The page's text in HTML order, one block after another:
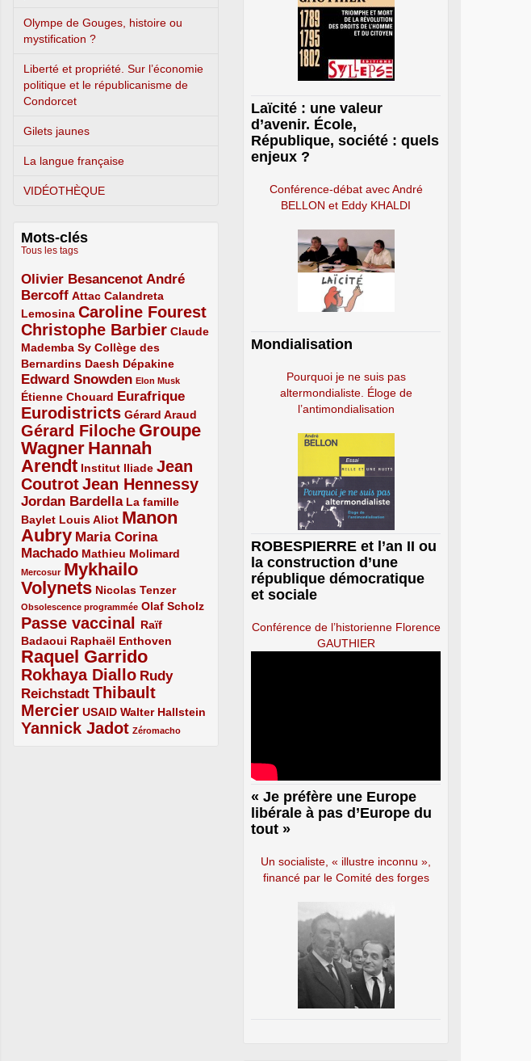
Olympe de Gouges, histoire ou
mystification ?
Liberté et propriété. Sur l’économie
politique et le républicanisme de
Condorcet
Gilets jaunes
La langue française
VIDÉOTHÈQUE
Mots-clés
Tous les tags
Olivier Besancenot
3/5
André
Bercoff
3/5 Attac
2/5
Calandreta
Lemosina
2/5 Caroline Fourest
4/5
Christophe Barbier
4/5
Claude
Mademba Sy
2/5
Collège des
Bernardins
2/5 Daesh
2/5 Dépakine
2/5
Edward Snowden
3/5 Elon Musk
1/5
Étienne Chouard
2/5 Eurafrique
3/5
Eurodistricts
4/5 Gérard Araud
2/5
Gérard Filoche
4/5
Groupe
Wagner
5/5
Hannah
Arendt
5/5 Institut Iliade
2/5
Jean
Coutrot
4/5 Jean Hennessy
4/5
Jordan Bardella
3/5
La famille
Baylet
2/5 Louis Aliot
2/5
Manon
Aubry
5/5
Maria Corina
Machado
3/5 Mathieu Molimard
2/5
Mercosur
1/5
Mykhailo
Volynets
5/5 Nicolas Tenzer
2/5
Obsolescence programmée
1/5 Olaf Scholz
2/5
Passe vaccinal
4/5
Raïf
Badaoui
2/5 Raphaël Enthoven
2/5
Raquel Garrido
5/5
Rokhaya Diallo
4/5
Rudy
Reichstadt
3/5
Thibault
Mercier
4/5 USAID
2/5 Walter Hallstein
2/5
Yannick Jadot
4/5 Zéromacho
1/5
Laïcité : une valeur
d’avenir. École,
République, société : quels
enjeux ?
Conférence-débat avec André
BELLON et Eddy KHALDI
Mondialisation
Pourquoi je ne suis pas
altermondialiste. Éloge de
l’antimondialisation
ROBESPIERRE et l’an II ou
la construction d’une
république démocratique
et sociale
Conférence de l’historienne Florence
GAUTHIER
« Je préfère une Europe
libérale à pas d’Europe du
tout »
Un socialiste, « illustre inconnu »,
financé par le Comité des forges